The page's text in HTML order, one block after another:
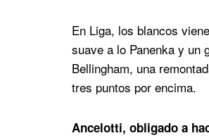
En Liga, los blancos
suave a lo Panenka y un
Bellingham, una
tres puntos por encima.
Ancelotti, obligado a